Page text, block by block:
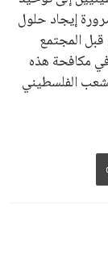
إيجاد حلول
المجتمع
مكافحة هذه
الفلسطيني